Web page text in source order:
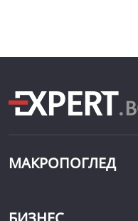
МАКРОПОГЛЕД